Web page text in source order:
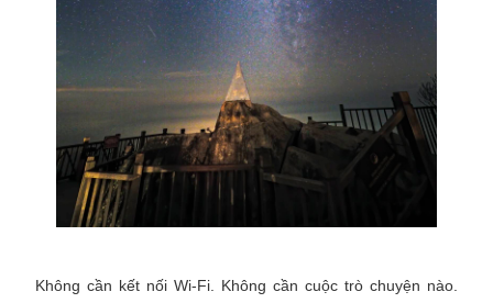
Không cần kết nối Wi-Fi. Không cần cuộc trò chuyện nào.